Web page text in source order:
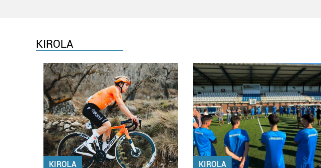
KIROLA
KIROLA KIROLA